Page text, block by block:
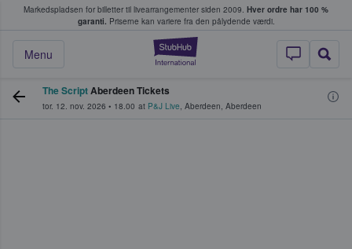
Markedspladsen for billetter til livearrangementer siden 2009. Hver ordre har 100 %
garanti. Priserne kan variere fra den pålydende værdi.
StubHub - Hvor
Menu
køber og sælger billetter
The ScriptAberdeen Tickets
tor. 12. nov. 2026 • 18.00 at P&J Live, Aberdeen, Aberdeen